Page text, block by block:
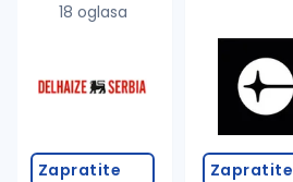
18 oglasa
Zapratite Zapratite